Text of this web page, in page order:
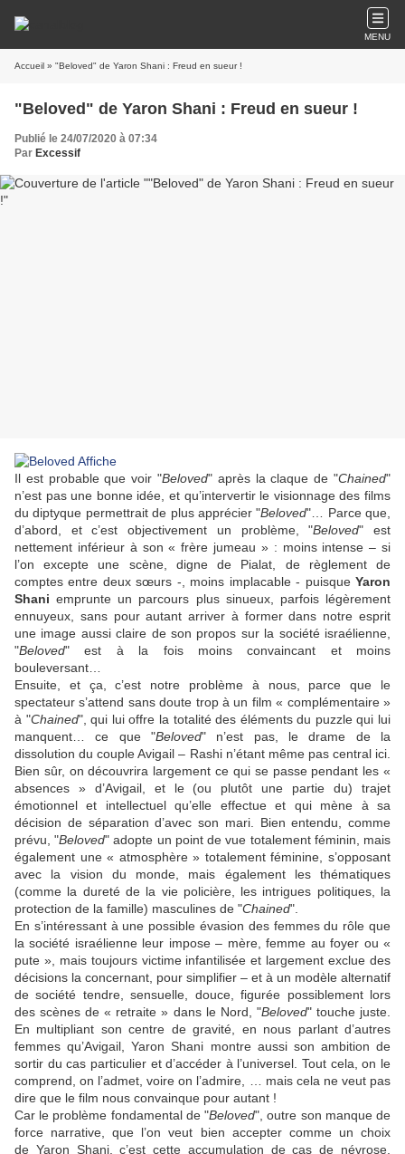
MENU
Accueil » "Beloved" de Yaron Shani : Freud en sueur !
"Beloved" de Yaron Shani : Freud en sueur !
Publié le 24/07/2020 à 07:34
Par Excessif
Il est probable que voir "Beloved" après la claque de "Chained"
n’est pas une bonne idée, et qu’intervertir le visionnage des films
du diptyque permettrait de plus apprécier "Beloved"… Parce que,
d’abord, et c’est objectivement un problème, "Beloved" est
nettement inférieur à son « frère jumeau » : moins intense – si
l’on excepte une scène, digne de Pialat , de règlement de
comptes entre deux sœurs -, moins implacable - puisque Yaron
Shani emprunte un parcours plus sinueux, parfois légèrement
ennuyeux, sans pour autant arriver à former dans notre esprit
une image aussi claire de son propos sur la société israélienne,
"Beloved" est à la fois moins convaincant et moins
bouleversant…
Ensuite, et ça, c’est notre problème à nous, parce que le
spectateur s’attend sans doute trop à un film « complémentaire »
à "Chained", qui lui offre la totalité des éléments du puzzle qui lui
manquent… ce que "Beloved" n’est pas, le drame de la
dissolution du couple Avigail – Rashi n’étant même pas central ici.
Bien sûr, on découvrira largement ce qui se passe pendant les «
absences » d’Avigail, et le (ou plutôt une partie du) trajet
émotionnel et intellectuel qu’elle effectue et qui mène à sa
décision de séparation d’avec son mari. Bien entendu, comme
prévu, "Beloved" adopte un point de vue totalement féminin, mais
également une « atmosphère » totalement féminine, s’opposant
avec la vision du monde, mais également les thématiques
(comme la dureté de la vie policière, les intrigues politiques, la
protection de la famille) masculines de "Chained".
En s’intéressant à une possible évasion des femmes du rôle que
la société israélienne leur impose – mère, femme au foyer ou «
pute », mais toujours victime infantilisée et largement exclue des
décisions la concernant, pour simplifier – et à un modèle alternatif
de société tendre, sensuelle, douce, figurée possiblement lors
des scènes de « retraite » dans le Nord, "Beloved" touche juste.
En multipliant son centre de gravité, en nous parlant d’autres
femmes qu’Avigail,Yaron Shani montre aussi son ambition de
sortir du cas particulier et d’accéder à l’universel. Tout cela, on le
comprend, on l’admet, voire on l’admire, … mais cela ne veut pas
dire que le film nous convainque pour autant !
Car le problème fondamental de "Beloved", outre son manque de
force narrative, que l’on veut bien accepter comme un choix
de Yaron Shani, c’est cette accumulation de cas de névrose,